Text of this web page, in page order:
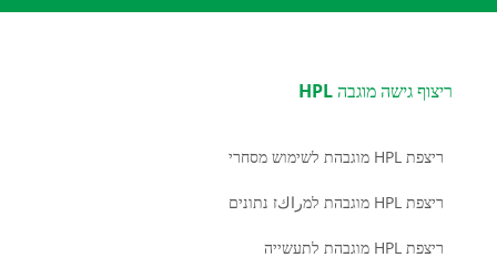
ריצוף גישה מוגבה HPL
ריצפת HPL מוגבהת לשימוש מסחרי
ריצפת HPL מוגבהת למراكז נתונים
ריצפת HPL מוגבהת לתעשייה